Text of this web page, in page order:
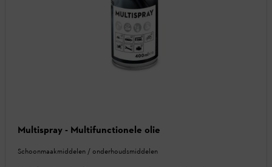
Multispray - Multifunctionele olie
Schoonmaakmiddelen / onderhoudsmiddelen